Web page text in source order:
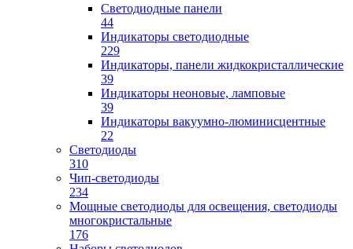
Светодиодные панели
44
Индикаторы светодиодные
229
Индикаторы, панели жидкокристаллические
39
Индикаторы неоновые, ламповые
39
Индикаторы вакуумно-люминисцентные
22
Светодиоды
310
Чип-светодиоды
234
Мощные светодиоды для освещения, светодиоды
многокристальные
176